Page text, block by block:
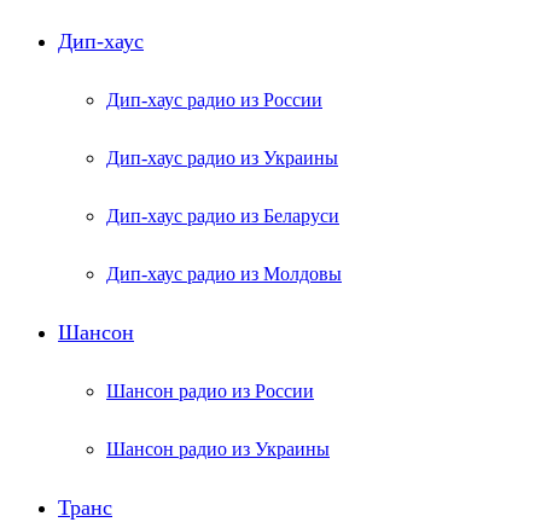
Дип-хаус
Дип-хаус радио из России
Дип-хаус радио из Украины
Дип-хаус радио из Беларуси
Дип-хаус радио из Молдовы
Шансон
Шансон радио из России
Шансон радио из Украины
Транс